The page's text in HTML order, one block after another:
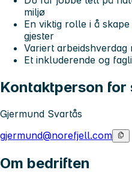
miljø
En viktig rolle i å
gjester
Variert
Et inkluderende og
Kontaktperson for
Gjermund Svartås
gjermund@norefjell.com
Om bedriften